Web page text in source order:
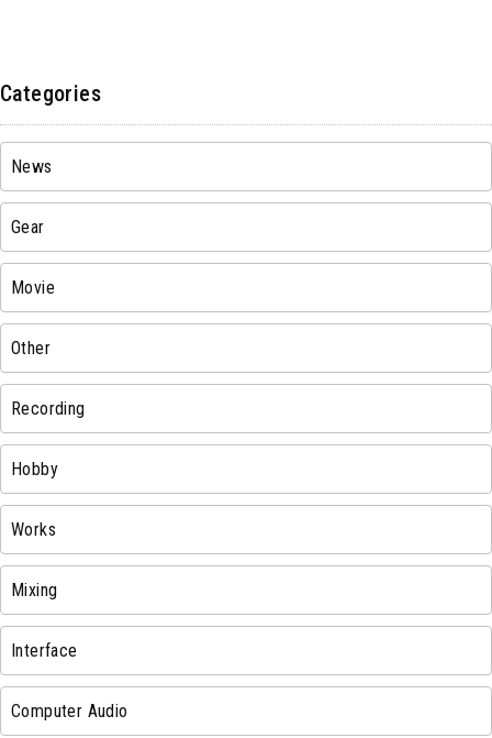
Categories
News
Gear
Movie
Other
Recording
Hobby
Works
Mixing
Interface
Computer Audio